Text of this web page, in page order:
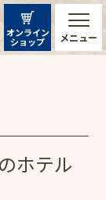
メニュー
オンライン
ショップ
ホテル